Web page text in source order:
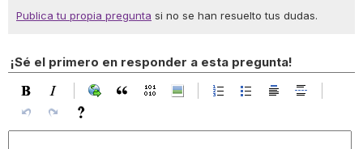
Publica tu propia pregunta si no se han resuelto tus dudas.
¡Sé el primero en responder a esta pregunta!